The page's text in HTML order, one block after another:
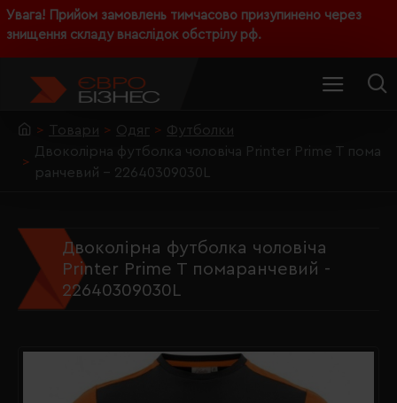
Увага! Прийом замовлень тимчасово призупинено через
знищення складу внаслідок обстрілу рф.
Товари Одяг
Футболки
Двоколірна футболка чоловіча Printer Prime T пома
ранчевий - 22640309030L
Двоколірна футболка чоловіча
Printer Prime T помаранчевий -
22640309030L